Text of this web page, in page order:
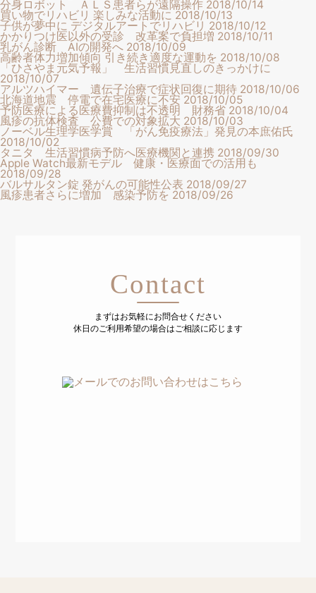
分身ロボット ＡＬＳ患者らが遠隔操作 2018/10/14
買い物でリハビリ 楽しみな活動に 2018/10/13
子供が夢中に デジタルアートでリハビリ 2018/10/12
かかりつけ医以外の受診 改革案で負担増 2018/10/11
乳がん診断 AIの開発へ 2018/10/09
高齢者体力増加傾向 引き続き適度な運動を 2018/10/08
「ひさやま元気予報」 生活習慣見直しのきっかけに
2018/10/07
アルツハイマー 遺伝子治療で症状回復に期待 2018/10/06
北海道地震 停電で在宅医療に不安 2018/10/05
予防医療による医療費抑制は不透明 財務省 2018/10/04
風疹の抗体検査 公費での対象拡大 2018/10/03
ノーベル生理学医学賞 「がん免疫療法」発見の本庶佑氏
2018/10/02
タニタ 生活習慣病予防へ医療機関と連携 2018/09/30
Apple Watch最新モデル 健康・医療面での活用も
2018/09/28
バルサルタン錠 発がんの可能性公表 2018/09/27
風疹患者さらに増加 感染予防を 2018/09/26
Contact
まずはお気軽にお問合せください
休日のご利用希望の場合はご相談に応じます